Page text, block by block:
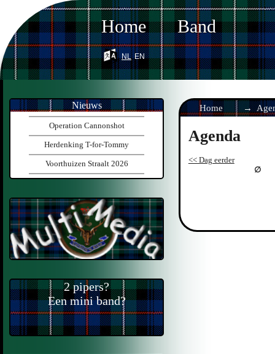
Home Band
nl en
Home
Agenda
<< Dag eerder
Nieuws
Operation Cannonshot
Herdenking T-for-Tommy
Voorthuizen Straalt 2026
2 pipers?
Een mini band?